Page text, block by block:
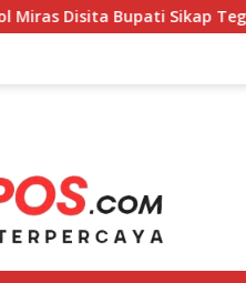
Penjual Barang Haram